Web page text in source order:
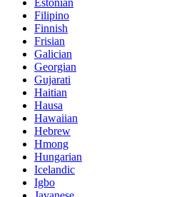
Estonian
Filipino
Finnish
Frisian
Galician
Georgian
Gujarati
Haitian
Hausa
Hawaiian
Hebrew
Hmong
Hungarian
Icelandic
Igbo